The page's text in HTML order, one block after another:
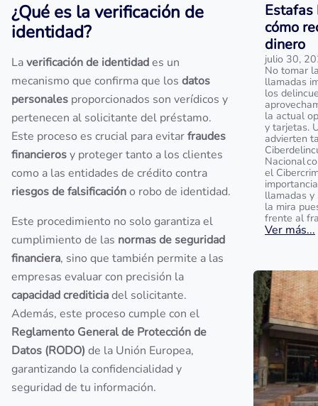
¿Qué es la verificación de
identidad?
Laverificación de identidades un
mecanismo que confirma que los datos
personales proporcionados son verídicos y
pertenecen al solicitante del préstamo.
Este proceso es crucial para evitarfraudes
financierosy proteger tanto a los clientes
como a las entidades de crédito contra
riesgos de falsificacióno robo de identidad.
Este procedimiento no solo garantiza el
cumplimiento de las normas de seguridad
financiera, sino que también permite a las
empresas evaluar con precisión la
capacidad crediticiadel solicitante.
Además, este proceso cumple con el
Reglamento General de Protección de
Datos (RODO) de la Unión Europea,
garantizando la confidencialidad y
seguridad de tu información.
Estafas
cómo
dinero
julio 30,
No tomar
llamadas
los
la actual
y tarjetas.
advierten
Nacional
el
llamadas y
la mira
frente al
Ver más...